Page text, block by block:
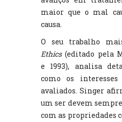
maior que o mal
causa.
O seu trabalho
Ethics(editado pela
e 1993), analisa
como os
avaliados. Singer
um ser devem
com as propriedades